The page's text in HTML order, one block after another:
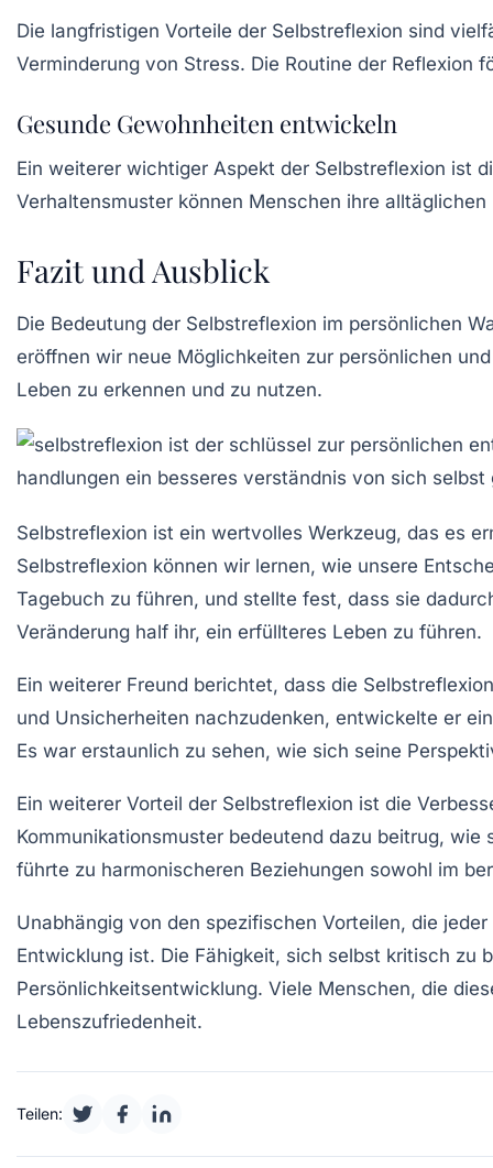
Die langfristigen Vorteile der Selbstreflexion sind
Verminderung von Stress. Die Routine der Reflexion
Gesunde Gewohnheiten entwickeln
Ein weiterer wichtiger Aspekt der Selbstreflexion ist
Verhaltensmuster können Menschen ihre
Fazit und Ausblick
Die Bedeutung der Selbstreflexion im persönlichen
eröffnen wir neue Möglichkeiten zur persönlichen
Leben zu erkennen und zu nutzen.
Selbstreflexion ist ein wertvolles Werkzeug, das es
Selbstreflexion können wir lernen, wie unsere
Tagebuch zu führen, und stellte fest, dass sie
Veränderung half ihr, ein erfüllteres Leben zu führen.
Ein weiterer Freund berichtet, dass die
und Unsicherheiten nachzudenken, entwickelte er
Es war erstaunlich zu sehen, wie sich seine
Ein weiterer Vorteil der Selbstreflexion ist die
Kommunikationsmuster bedeutend dazu beitrug, wie
führte zu harmonischeren Beziehungen sowohl im
Unabhängig von den spezifischen Vorteilen, die
Entwicklung ist. Die Fähigkeit, sich selbst kritisch zu
Persönlichkeitsentwicklung. Viele Menschen, die
Lebenszufriedenheit.
Teilen: